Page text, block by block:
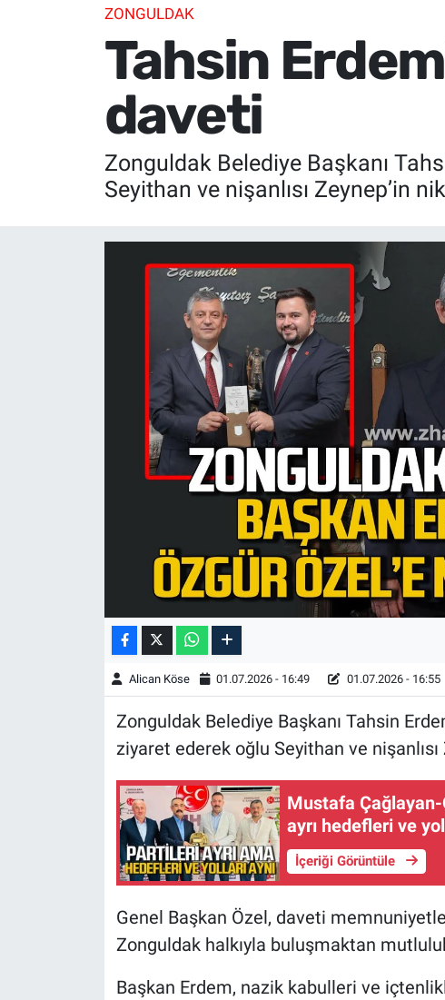
ZONGULDAK
Tahsin
daveti
Zonguldak Belediye Başkanı
Seyithan ve nişanlısı Zeynep’in
Alican Köse 01.07.2026 - 16:49 01.07.2026 - 16:55
Zonguldak Belediye Başkanı Tahsin
ziyaret ederek oğlu Seyithan ve
Mustafa
ayrı hedefleri ve
İçeriği Görüntüle
Genel Başkan Özel, daveti
Zonguldak halkıyla buluşmaktan
Başkan Erdem, nazik kabulleri ve